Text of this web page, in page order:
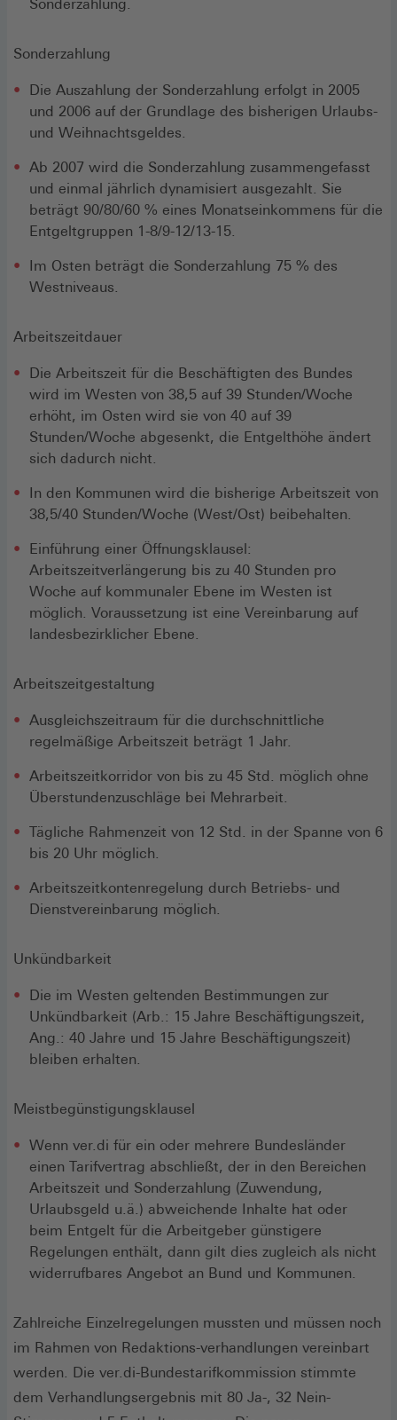
Sonderzahlung.
Sonderzahlung
Die Auszahlung der Sonderzahlung erfolgt in 2005
und 2006 auf der Grundlage des bisherigen Urlaubs-
und Weihnachtsgeldes.
Ab 2007 wird die Sonderzahlung zusammengefasst
und einmal jährlich dynamisiert ausgezahlt. Sie
beträgt 90/80/60 % eines Monatseinkommens für die
Entgeltgruppen 1-8/9-12/13-15.
Im Osten beträgt die Sonderzahlung 75 % des
Westniveaus.
Arbeitszeitdauer
Die Arbeitszeit für die Beschäftigten des Bundes
wird im Westen von 38,5 auf 39 Stunden/Woche
erhöht, im Osten wird sie von 40 auf 39
Stunden/Woche abgesenkt, die Entgelthöhe ändert
sich dadurch nicht.
In den Kommunen wird die bisherige Arbeitszeit von
38,5/40 Stunden/Woche (West/Ost) beibehalten.
Einführung einer Öffnungsklausel:
Arbeitszeitverlängerung bis zu 40 Stunden pro
Woche auf kommunaler Ebene im Westen ist
möglich. Voraussetzung ist eine Vereinbarung auf
landesbezirklicher Ebene.
Arbeitszeitgestaltung
Ausgleichszeitraum für die durchschnittliche
regelmäßige Arbeitszeit beträgt 1 Jahr.
Arbeitszeitkorridor von bis zu 45 Std. möglich ohne
Überstundenzuschläge bei Mehrarbeit.
Tägliche Rahmenzeit von 12 Std. in der Spanne von 6
bis 20 Uhr möglich.
Arbeitszeitkontenregelung durch Betriebs- und
Dienstvereinbarung möglich.
Unkündbarkeit
Die im Westen geltenden Bestimmungen zur
Unkündbarkeit (Arb.: 15 Jahre Beschäftigungszeit,
Ang.: 40 Jahre und 15 Jahre Beschäftigungszeit)
bleiben erhalten.
Meistbegünstigungsklausel
Wenn ver.di für ein oder mehrere Bundesländer
einen Tarifvertrag abschließt, der in den Bereichen
Arbeitszeit und Sonderzahlung (Zuwendung,
Urlaubsgeld u.ä.) abweichende Inhalte hat oder
beim Entgelt für die Arbeitgeber günstigere
Regelungen enthält, dann gilt dies zugleich als nicht
widerrufbares Angebot an Bund und Kommunen.
Zahlreiche Einzelregelungen mussten und müssen noch
im Rahmen von Redaktions-verhandlungen vereinbart
werden. Die ver.di-Bundestarifkommission stimmte
dem Verhandlungsergebnis mit 80 Ja-, 32 Nein-